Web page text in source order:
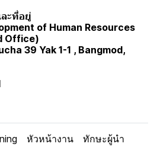
ะที่อยู่
of Human Resources
Office)
39 Yak 1-1 , Bangmod,
หัวหน้างาน
ทักษะผู้นำ